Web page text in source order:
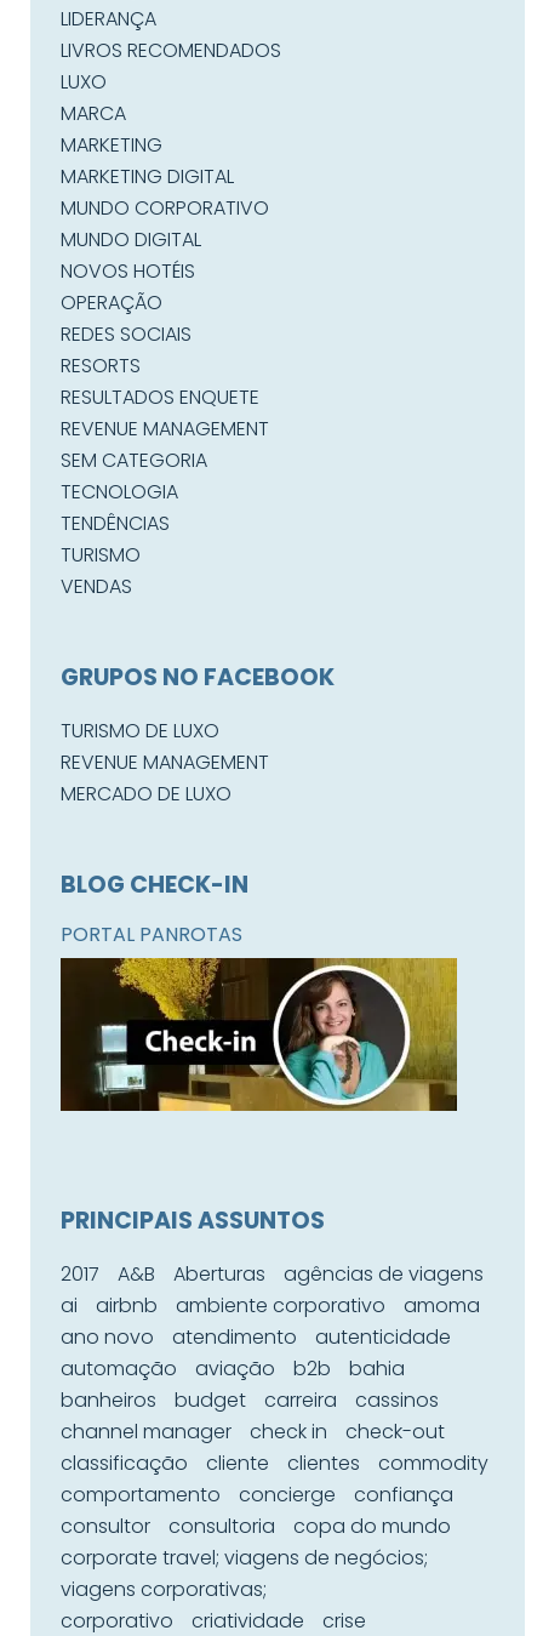
LIDERANÇA
LIVROS RECOMENDADOS
LUXO
MARCA
MARKETING
MARKETING DIGITAL
MUNDO CORPORATIVO
MUNDO DIGITAL
NOVOS HOTÉIS
OPERAÇÃO
REDES SOCIAIS
RESORTS
RESULTADOS ENQUETE
REVENUE MANAGEMENT
SEM CATEGORIA
TECNOLOGIA
TENDÊNCIAS
TURISMO
VENDAS
GRUPOS NO FACEBOOK
TURISMO DE LUXO
REVENUE MANAGEMENT
MERCADO DE LUXO
BLOG CHECK-IN
PORTAL PANROTAS
PRINCIPAIS ASSUNTOS
2017 A&B Aberturas
agências de viagens
ai
airbnb ambiente corporativo
amoma
ano novo
atendimento
autenticidade
automação
aviação b2b
bahia
banheiros
budget carreira
cassinos
channel manager
check in
check-out
classificação
cliente clientes
commodity
comportamento
concierge
confiança
consultor
consultoria
copa do mundo
corporate travel; viagens de negócios;
viagens corporativas;
corporativo
criatividade crise